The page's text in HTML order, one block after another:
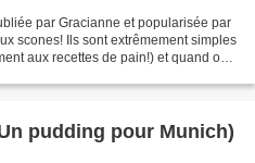
par Gracianne et popularisée par
scones! Ils sont extrêmement simples
aux recettes de pain!) et quand on
pudding pour Munich)